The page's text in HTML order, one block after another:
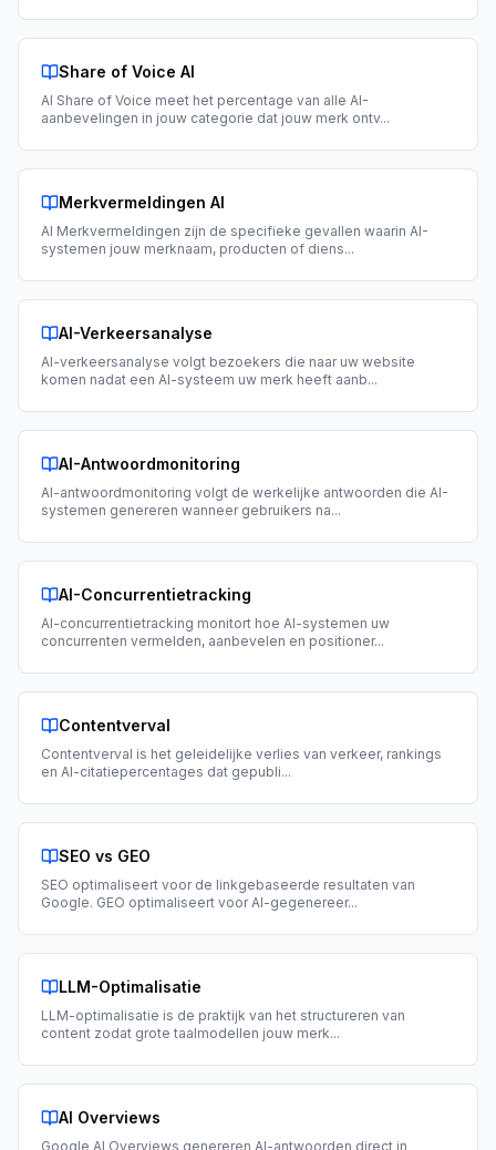
Share of Voice AI
AI Share of Voice meet het percentage van alle AI-
aanbevelingen in jouw categorie dat jouw merk ontv...
Merkvermeldingen AI
AI Merkvermeldingen zijn de specifieke gevallen waarin AI-
systemen jouw merknaam, producten of diens...
AI-Verkeersanalyse
AI-verkeersanalyse volgt bezoekers die naar uw website
komen nadat een AI-systeem uw merk heeft aanb...
AI-Antwoordmonitoring
AI-antwoordmonitoring volgt de werkelijke antwoorden die AI-
systemen genereren wanneer gebruikers na...
AI-Concurrentietracking
AI-concurrentietracking monitort hoe AI-systemen uw
concurrenten vermelden, aanbevelen en positioner...
Contentverval
Contentverval is het geleidelijke verlies van verkeer, rankings
en AI-citatiepercentages dat gepubli...
SEO vs GEO
SEO optimaliseert voor de linkgebaseerde resultaten van
Google. GEO optimaliseert voor AI-gegenereer...
LLM-Optimalisatie
LLM-optimalisatie is de praktijk van het structureren van
content zodat grote taalmodellen jouw merk...
AI Overviews
Google AI Overviews genereren AI-antwoorden direct in